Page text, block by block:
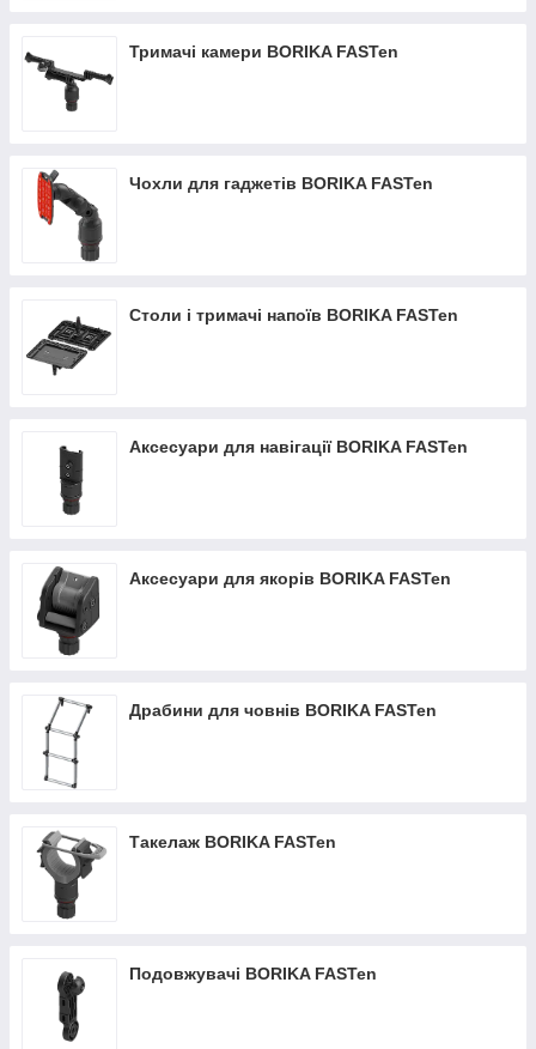
Тримачі камери BORIKA FASTen
Чохли для гаджетів BORIKA FASTen
Столи і тримачі напоїв BORIKA FASTen
Аксесуари для навігації BORIKA FASTen
Аксесуари для якорів BORIKA FASTen
Драбини для човнів BORIKA FASTen
Такелаж BORIKA FASTen
Подовжувачі BORIKA FASTen